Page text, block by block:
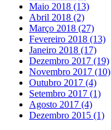
Maio 2018 (13)
Abril 2018 (2)
Março 2018 (27)
Fevereiro 2018 (13)
Janeiro 2018 (17)
Dezembro 2017 (19)
Novembro 2017 (10)
Outubro 2017 (4)
Setembro 2017 (1)
Agosto 2017 (4)
Dezembro 2015 (1)